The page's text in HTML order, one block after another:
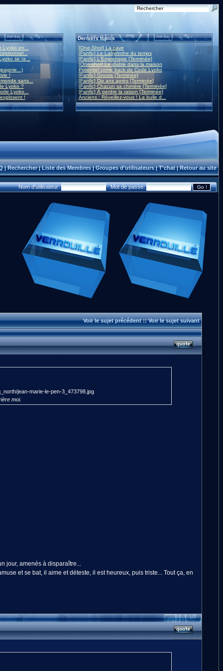
Lyoko en...
se ra...
!
sans...
Lyoko ?
Lyoko...
!
Derniers topics
[One-Shot] La cave
[Fanfic] Le Labyrinthe du temps
[Fanfic] L'Engrenage [Terminée]
[One-shot] Le diable dans la maison
Potentiel come back de Code Lyoko
[Fanfic] Gnosis [Terminée]
[Fanfic] Dix ans après [Terminée]
[Fanfic] Chacun sa chimère [Terminée]
[Fanfic] À perdre la raison [Terminée]
Anciens : Réveillez-vous ! La bulle d...
|Rechercher|Liste des Membres|Groupes d'utilisateurs|T'chat|Retour au site
Nom d'utilisateur: Mot de passe:
Voir le sujet précédent::Voir le sujet suivant
moi.
jour, amenés à disparaître...
et se bat, il aime et déteste, il est heureux, puis triste... Tout ça, en